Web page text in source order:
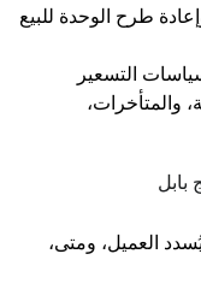
طرح الوحدة للبيع
التسعير
والمتأخرات،
العميل، ومتى،